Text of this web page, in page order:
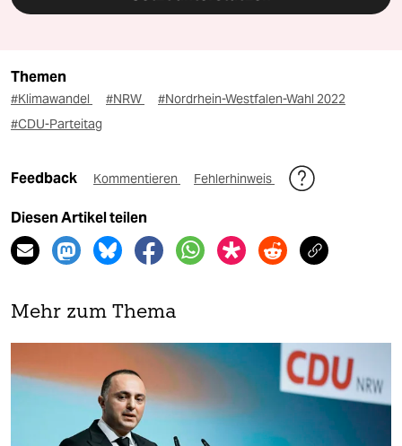
Themen
#Klimawandel #NRW
#Nordrhein-Westfalen-Wahl 2022
#CDU-Parteitag
Feedback Kommentieren Fehlerhinweis
Diesen Artikel teilen
Mehr zum Thema